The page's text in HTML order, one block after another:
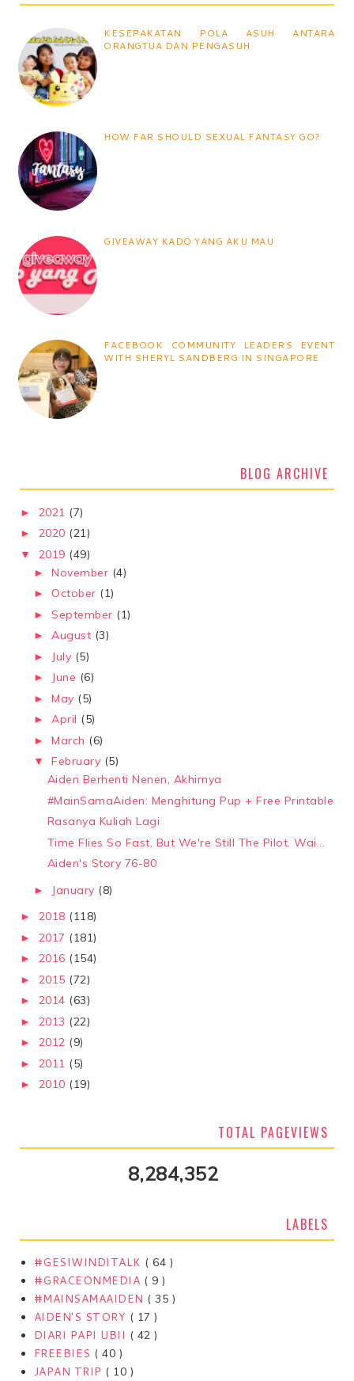
KESEPAKATAN POLA ASUH ANTARA
ORANGTUA DAN PENGASUH
HOW FAR SHOULD SEXUAL FANTASY GO?
GIVEAWAY KADO YANG AKU MAU
FACEBOOK COMMUNITY LEADERS EVENT
WITH SHERYL SANDBERG IN SINGAPORE
BLOG ARCHIVE
► 2021 (7)
► 2020 (21)
▼ 2019 (49)
►November (4)
► October (1)
►September (1)
►August (3)
► July (5)
► June (6)
►May (5)
►April (5)
►March (6)
▼February (5)
Aiden Berhenti Nenen, Akhirnya
#MainSamaAiden: Menghitung Pup + Free Printable
Rasanya Kuliah Lagi
Time Flies So Fast, But We're Still The Pilot. Wai...
Aiden's Story 76-80
► January (8)
► 2018 (118)
► 2017 (181)
► 2016 (154)
► 2015 (72)
► 2014 (63)
► 2013 (22)
► 2012 (9)
► 2011 (5)
► 2010 (19)
TOTAL PAGEVIEWS
8,284,352
LABELS
#GESIWINDITALK ( 64 )
#GRACEONMEDIA ( 9 )
#MAINSAMAAIDEN ( 35 )
AIDEN'S STORY ( 17 )
DIARI PAPI UBII ( 42 )
FREEBIES ( 40 )
JAPAN TRIP ( 10 )